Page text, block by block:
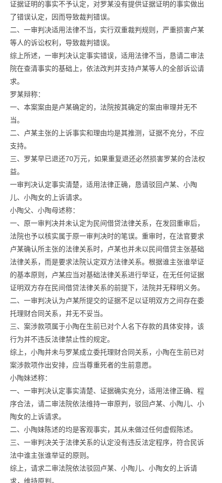
证据证明的事实不予认定，对罗某没有提供证据证明的事实做出
了错误认定，因而导致裁判错误。
二、一审判决适用法律不当，实行双重裁判规则，严重损害卢某
等人的诉讼权利，导致裁判错误。
综上所述，一审判决认定事实错误，适用法律不当，恳请二审法
院在查清事实的基础上，依法改判并支持卢某等人的全部诉讼请
求。
罗某辩称：
一、本案案由是卢某确定的，法院按其确定的案由审理并无不
当。
二、卢某主张的上诉事实和理由均是其推测，证据不充分，不应
支持。
三、罗某早已退还70万元，如果重复退还必然损害罗某的合法权
益。
一审判决认定事实清楚，适用法律正确，恳请驳回卢某、小陶
儿、小陶女的上诉请求。
小陶父、小陶母述称：
一、原一审判决并未认定为民间借贷法律关系，在发回重审后，
法院也予以核实属于原一审判决时的笔误。重审时，在法官要求
卢某确认所主张的法律关系时，卢某也并未以民间借贷主张基础
法律关系，而是要求法院认定双方法律关系。根据谁主张谁举证
的基本原则，卢某应当对基础法律关系进行举证，在无任何证据
证明双方存在民间借贷法律关系的前提下，法院并无释明义务。
二、一审判决认为卢某所提交的证据不足以证明双方之间存在委
托理财合同关系，并无不妥当。
三、案涉款项属于小陶在生前已对个人名下存款的具体安排，该
行为并不违反法律禁止性的规定。
综上，小陶并未与罗某成立委托理财合同关系，小陶在生前已对
案涉款项作出安排，应当尊重死者的生前意愿。
小陶妹述称：
一、一审判决认定事实清楚、证据确实充分，适用法律正确、程
序合法，请二审法院依法维持一审原判，驳回卢某、小陶儿、小
陶女的上诉请求。
二、小陶妹陈述的均是客观事实，其从未做过任何虚假陈述。
三、一审判决关于法律关系的认定没有违反法定程序，符合民诉
法中谁主张谁举证的原则。
综上，请求二审法院依法驳回卢某、小陶儿、小陶女的上诉请
求，维持原判。